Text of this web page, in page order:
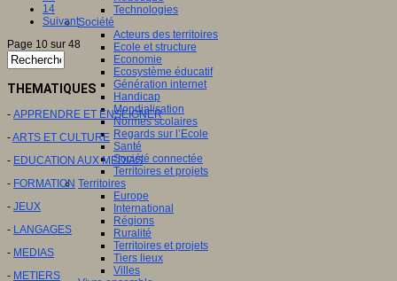
Technologies
Société
Acteurs des territoires
Ecole et structure
Economie
Ecosystème éducatif
Génération internet
Handicap
Mondialisation
Normes scolaires
Regards sur l’Ecole
Santé
Société connectée
Territoires et projets
Territoires
Europe
International
Régions
Ruralité
Territoires et projets
Tiers lieux
Villes
14
Suivant
Page 10 sur 48
THEMATIQUES
- APPRENDRE ET ENSEIGNER
-ARTS ET CULTURE
- EDUCATION AUX MEDIAS
- FORMATION
- JEUX
- LANGAGES
- MEDIAS
- METIERS